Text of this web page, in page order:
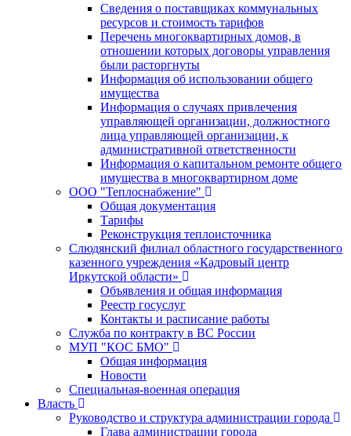
Сведения о поставщиках коммунальных
ресурсов и стоимость тарифов
Перечень многоквартирных домов, в
отношении которых договоры управления
были расторгнуты
Информация об использовании общего
имущества
Информация о случаях привлечения
управляющей организации, должностного
лица управляющей организации, к
административной ответственности
Информация о капитальном ремонте общего
имущества в многоквартирном доме
ООО "Теплоснабжение"
Общая документация
Тарифы
Реконструкция теплоисточника
Слюдянский филиал областного государственного
казенного учреждения «Кадровый центр
Иркутской области»
Объявления и общая информация
Реестр госуслуг
Контакты и расписание работы
Служба по контракту в ВС России
МУП "КОС БМО"
Общая информация
Новости
Специальная-военная операция
Власть
Руководство и структура администрации города
Глава администрации города